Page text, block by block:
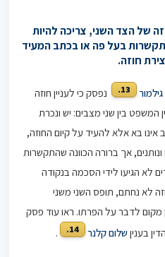
של הצד השני, צריכה להיות
בעל פה או בכתב המעיד
חוזה.
13.
נפסק כי לעניין חוזה
בין שני מצבים: יש ונכרת
אינו בא אלא להעיד על קיום החוזה,
ונותנים, אך ברורה הכוונה שהתקשרות
לא הגיעו לידי הסכמה בנקודה
לא נחתם, תופס השני משני
מקום לדבר על הפרתו. ראו עוד פסק
בעניןשלום קלנר 14.
.